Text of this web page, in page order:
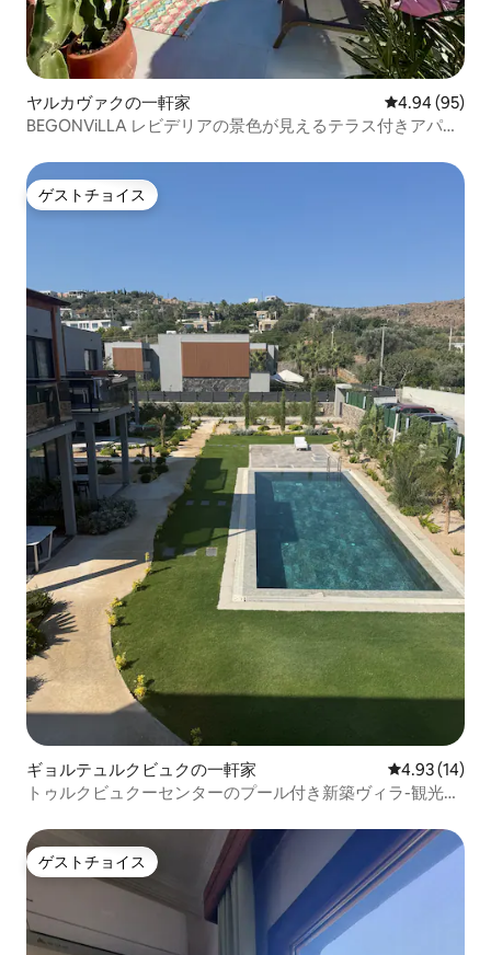
ヤルカヴァクの一軒家 レビュー95
4.94 (95)
BEGONViLLA レビデリアの景色が見えるテラス付きアパー
ゲストチョイス
ゲストチョイス
ギョルテュルクビュクの一軒家 レビュー14
4.93 (14)
トゥルクビュクーセンターのプール付き新築ヴィラ-観光認
ゲストチョイス
ゲストチョイス